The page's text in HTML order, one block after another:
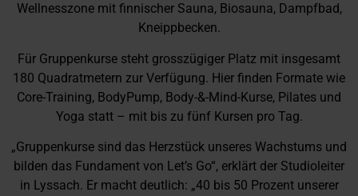
Wellnesszone mit finnischer Sauna, Biosauna, Dampfbad,
Kneippbecken.
Für Gruppenkurse steht grosszügiger Platz mit insgesamt
180 Quadratmetern zur Verfügung. Hier finden Formate wie
Core-Training, BodyPump, Body-&-Mind-Kurse, Pilates und
Yoga statt – mit bis zu fünf Kursen pro Tag.
„Gruppenkurse sind das Herzstück unseres Wachstums und
bilden das Fundament von Let’s Go“, erklärt der Studioleiter
in Lyssach. Er macht deutlich: „40 bis 50 Prozent unserer